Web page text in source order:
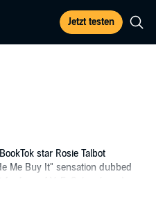
Jetzt testen
star Rosie Talbot
Me Buy It" sensation dubbed
fans of V. E. Schwab and